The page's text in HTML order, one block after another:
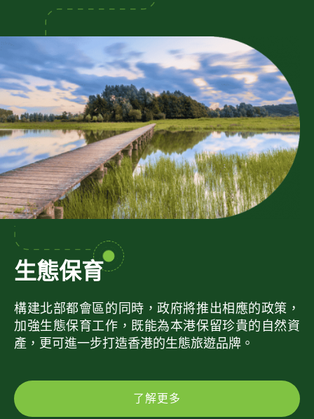
生態保育
構建北部都會區的同時，政府將推出相應的政策，
加強生態保育工作，既能為本港保留珍貴的自然資
產，更可進一步打造香港的生態旅遊品牌。
了解更多